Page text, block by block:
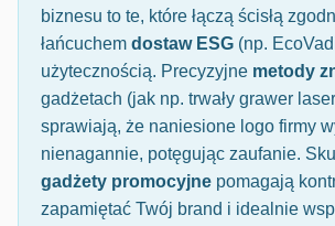
biznesu to te, które łączą ścisłą
łańcuchem dostaw ESG (np.
użytecznością. Precyzyjne metody
gadżetach (jak np. trwały grawer
sprawiają, że naniesione logo firmy
nienagannie, potęgując zaufanie.
gadżety promocyjne pomagają
zapamiętać Twój brand i idealnie